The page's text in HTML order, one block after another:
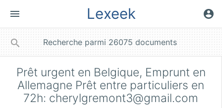
menu Lexeek account_circle
search
Prêt urgent en Belgique, Emprunt en
Allemagne Prêt entre particuliers en
72h: cherylgremont3@gmail.com